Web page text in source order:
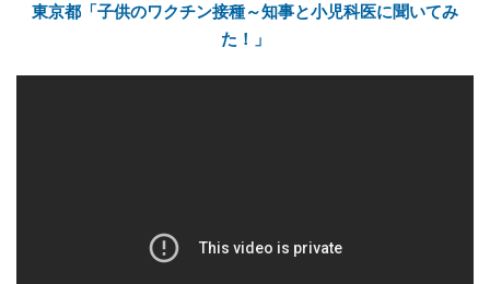
東京都「子供のワクチン接種～知事と小児科医に聞いてみ
た！」